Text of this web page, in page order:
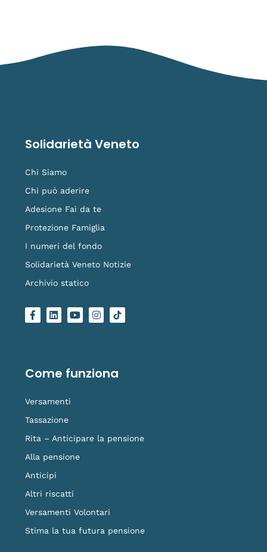
Solidarietà Veneto
Chi Siamo
Chi può aderire
Adesione Fai da te
Protezione Famiglia
I numeri del fondo
Solidarietà Veneto Notizie
Archivio statico
F
a
o
k
L
i
i
n
Y
o
e
I
n
r
a
L
o
i
k
Come funziona
Versamenti
Tassazione
Rita – Anticipare la pensione
Alla pensione
Anticipi
Altri riscatti
Versamenti Volontari
Stima la tua futura pensione